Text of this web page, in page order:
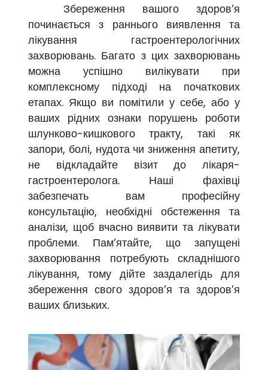
Збереження вашого здоров’я
починається з раннього виявлення та
лікування гастроентерологічних
захворювань. Багато з цих захворювань
можна успішно вилікувати при
комплексному підході на початкових
етапах. Якщо ви помітили у себе, або у
ваших рідних ознаки порушень роботи
шлунково-кишкового тракту, такі як
запори, болі, нудота чи зниження апетиту,
не відкладайте візит до лікаря-
гастроентеролога. Наші фахівці
забезпечать вам професійну
консультацію, необхідні обстеження та
аналізи, щоб вчасно виявити та лікувати
проблеми. Пам’ятайте, що запущені
захворювання потребують складнішого
лікування, тому дійте заздалегідь для
збереження свого здоров’я та здоров’я
ваших близьких.